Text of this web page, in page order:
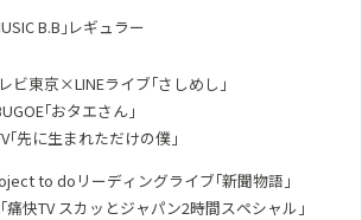
B.B｣レギュラー
ビ東京×LINEライブ｢さしめし｣
｢おタエさん｣
｢先に生まれただけの僕｣
to doリーディングライブ｢新聞物語｣
痛快TV スカッとジャパン2時間スペシャル｣